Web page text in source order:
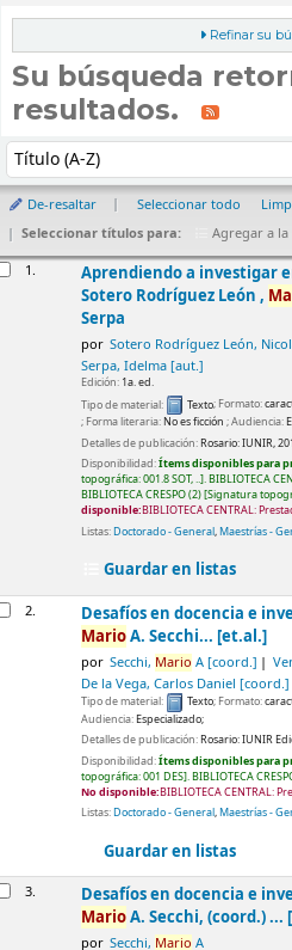
Refinar su
Su búsqueda
resultados.
Ordenar por:
De-resaltar Seleccionar todo
Seleccionar títulos para:
Agregar a la
1. Aprendiendo a investigar
Sotero Rodríguez León ,
Serpa
por Sotero Rodríguez León,
Serpa, Idelma[aut.]
Edición: 1a. ed.
Tipo de material:
Texto; Formato:
; Forma literaria:No es ficción ; Audiencia:
Detalles de publicación:Rosario:IUNIR,
Disponibilidad:Ítems disponibles para
topográfica:001.8 SOT, .. .BIBLIOTECA
BIBLIOTECA CRESPO(2) Signatura
disponible:BIBLIOTECA CENTRAL:
Listas:Doctorado - General,Maestrías -
Guardar en listas
2.
Desafíos en docencia e
MarioA. Secchi... [et.al.]
por Secchi, Mario A[coord.]
De la Vega, Carlos Daniel [coord.]
Tipo de material: Texto; Formato:
Audiencia:Especializado;
Detalles de publicación:Rosario:IUNIR
Disponibilidad:Ítems disponibles para
topográfica:001 DES .BIBLIOTECA
No disponible:BIBLIOTECA CENTRAL:
Listas:Doctorado - General,Maestrías -
Guardar en listas
3.
Desafíos en docencia e
MarioA. Secchi, (coord.) ...
por Secchi, Mario A